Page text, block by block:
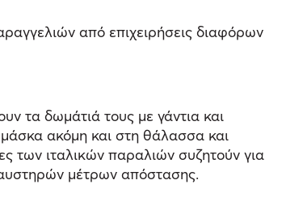
από επιχειρήσεις διαφόρων
τα δωμάτιά τους με γάντια και
μάσκα ακόμη και στη θάλασσα και
των ιταλικών παραλιών συζητούν για
μέτρων απόστασης.